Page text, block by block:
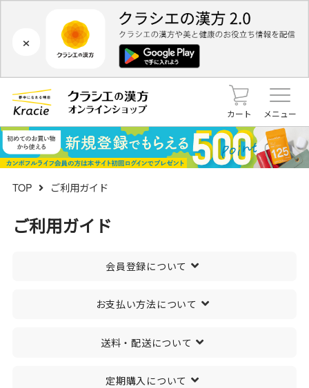
×
カート メニュー
TOP ご利用ガイド
ご利用ガイド
会員登録について
お支払い方法について
送料・配送について
定期購入について